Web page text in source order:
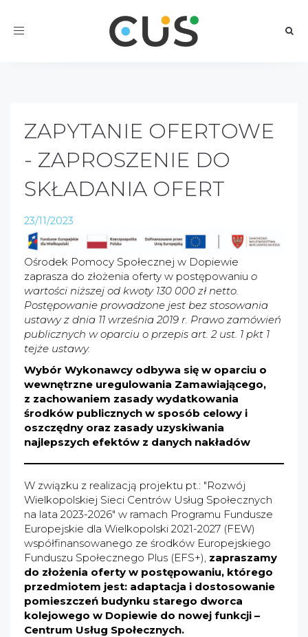
Toggle
ZAPYTANIE OFERTOWE
- ZAPROSZENIE DO
SKŁADANIA OFERT
23/11/2023
Ośrodek Pomocy Społecznej w Dopiewie
zaprasza do złożenia oferty w postępowaniu o
wartości niższej od kwoty 130 000 zł netto.
Postępowanie prowadzone jest bez stosowania
ustawy z dnia 11 września 2019 r. Prawo zamówień
publicznych w oparciu o przepis art. 2 ust. 1 pkt 1
tejże ustawy.
Wybór Wykonawcy odbywa się w oparciu o
wewnętrzne uregulowania Zamawiającego,
z zachowaniem zasady wydatkowania
środków publicznych w sposób celowy i
oszczędny oraz zasady uzyskiwania
najlepszych efektów z danych nakładów
W związku z realizacją projektu pt.: "Rozwój
Wielkopolskiej Sieci Centrów Usług Społecznych
na lata 2023-2026" w ramach Programu Fundusze
Europejskie dla Wielkopolski 2021-2027 (FEW)
współfinansowanego ze środków Europejskiego
Funduszu Społecznego Plus (EFS+), zapraszamy
do złożenia oferty w postępowaniu, którego
przedmiotem jest: adaptacja i dostosowanie
pomieszczeń budynku starego dworca
kolejowego w Dopiewie do nowej funkcji –
Centrum Usług Społecznych.